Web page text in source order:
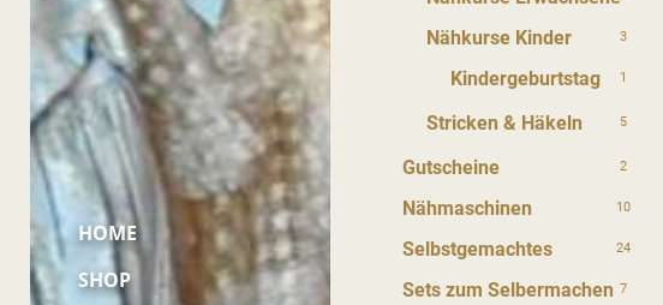
HOME
SHOP
Nähkurse Kinder 3
Kindergeburtstag 1
Stricken & Häkeln 5
Gutscheine 2
Nähmaschinen 10
Selbstgemachtes 24
Sets zum Selbermachen 7